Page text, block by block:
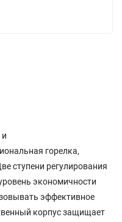
и
горелка,
ступени регулирования
экономичности
эффективное
корпус защищает